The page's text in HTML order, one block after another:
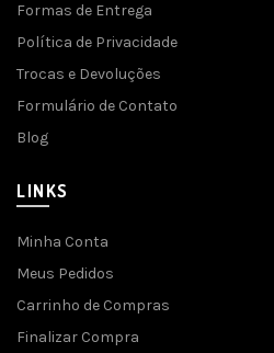
Formas de Entrega
Política de Privacidade
Trocas e Devoluções
Formulário de Contato
Blog
LINKS
Minha Conta
Meus Pedidos
Carrinho de Compras
Finalizar Compra